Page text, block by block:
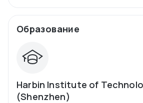
Образование
Harbin Institute of
(Shenzhen)